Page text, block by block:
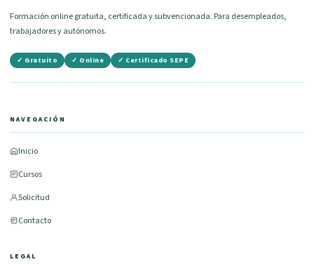
Formación online gratuita, certificada y subvencionada. Para desempleados,
trabajadores y autónomos.
✓ Gratuito ✓ Online ✓ Certificado SEPE
NAVEGACIÓN
Inicio
Cursos
Solicitud
Contacto
LEGAL